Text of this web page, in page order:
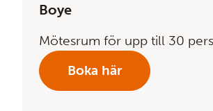
Boye
Mötesrum för upp till 30
Boka här